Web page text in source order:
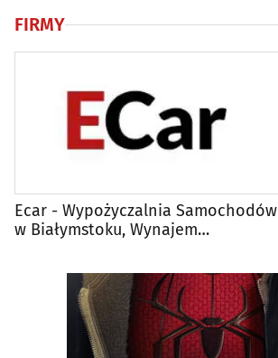
FIRMY
Ecar - Wypożyczalnia Samochodów
w Białymstoku, Wynajem